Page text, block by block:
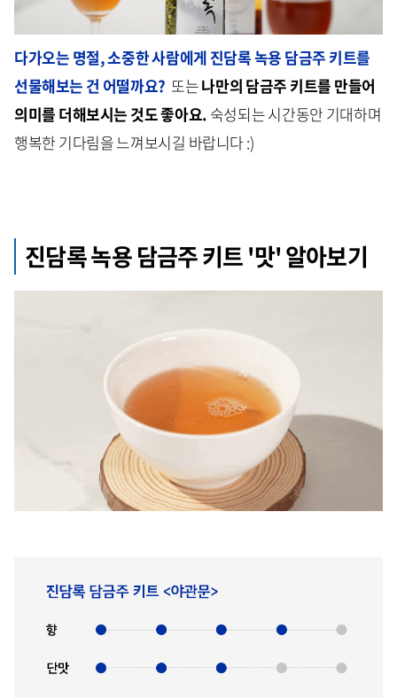
다가오는 명절, 소중한 사람에게 진담록 녹용 담금주 키트를
선물해보는 건 어떨까요? 또는나만의 담금주 키트를 만들어
의미를 더해보시는 것도 좋아요. 숙성되는 시간동안 기대하며
행복한 기다림을 느껴보시길 바랍니다 :)
진담록 녹용 담금주 키트 '맛' 알아보기